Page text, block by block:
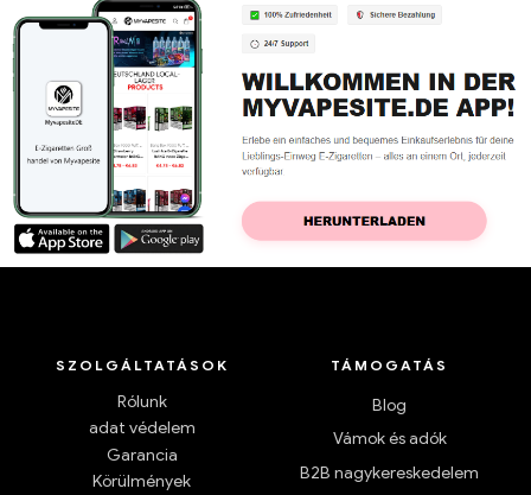
SZOLGÁLTATÁSOK
Rólunk
adat védelem
Garancia
Körülmények
TÁMOGATÁS
Blog
Vámok és adók
B2B nagykereskedelem